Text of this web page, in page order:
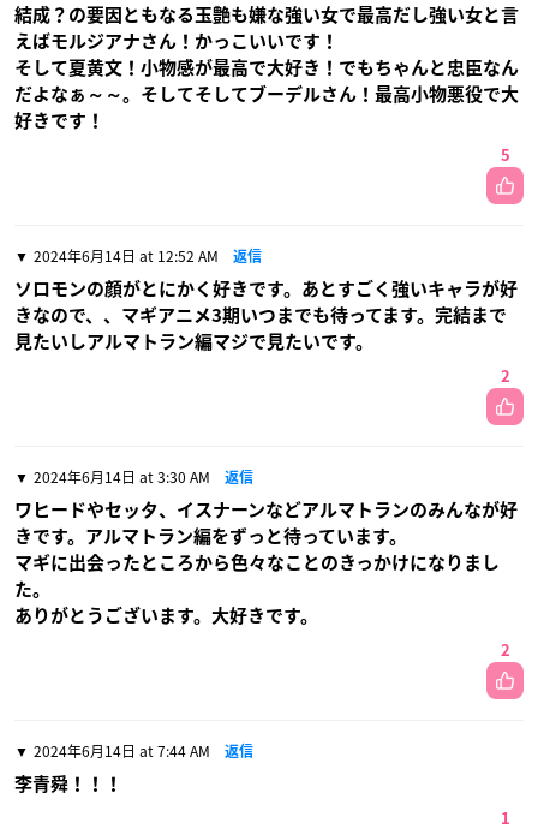
結成？の要因ともなる玉艶も嫌な強い女で最高だし強い女と言
えばモルジアナさん！かっこいいです！
そして夏黄文！小物感が最高で大好き！でもちゃんと忠臣なん
だよなぁ～～。そしてそしてブーデルさん！最高小物悪役で大
好きです！
5
2024年6月14日 at 12:52 AM 返信
ソロモンの顔がとにかく好きです。あとすごく強いキャラが好
きなので、、マギアニメ3期いつまでも待ってます。完結まで
見たいしアルマトラン編マジで見たいです。
2
2024年6月14日 at 3:30 AM 返信
ワヒードやセッタ、イスナーンなどアルマトランのみんなが好
きです。アルマトラン編をずっと待っています。
マギに出会ったところから色々なことのきっかけになりまし
た。
ありがとうございます。大好きです。
2
2024年6月14日 at 7:44 AM 返信
李青舜！！！
1